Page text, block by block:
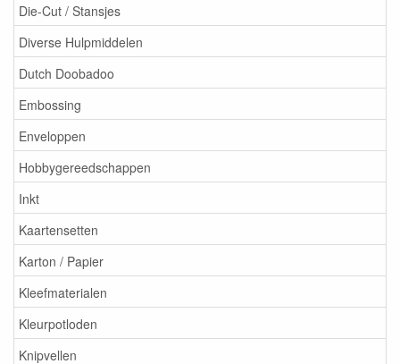
Die-Cut / Stansjes
Diverse Hulpmiddelen
Dutch Doobadoo
Embossing
Enveloppen
Hobbygereedschappen
Inkt
Kaartensetten
Karton / Papier
Kleefmaterialen
Kleurpotloden
Knipvellen